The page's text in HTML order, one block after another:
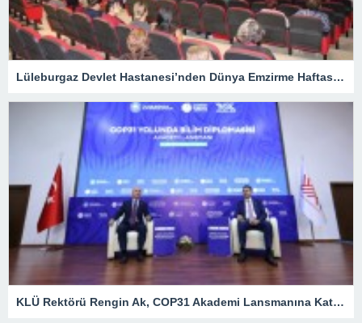
Lüleburgaz Devlet Hastanesi’nden Dünya Emzirme Haftası Katılımı
KLÜ Rektörü Rengin Ak, COP31 Akademi Lansmanına Katıldı